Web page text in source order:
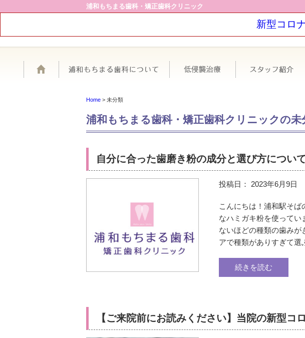
浦和もちまる歯科・矯正歯科クリニック
新型コロ
浦和もちまる歯科について極力抜かない・なる
Home > 未分類
浦和もちまる歯科・矯正歯科クリニックの未
自分に合った歯磨き粉の成分と選び方につい
投稿日： 2023年6月9日
こんにちは！浦和駅そ
なハミガキ粉を使って
ないほどの種類の歯みが
アで種類がありすぎて
続きを読む
【ご来院前にお読みください】当院の新型コ